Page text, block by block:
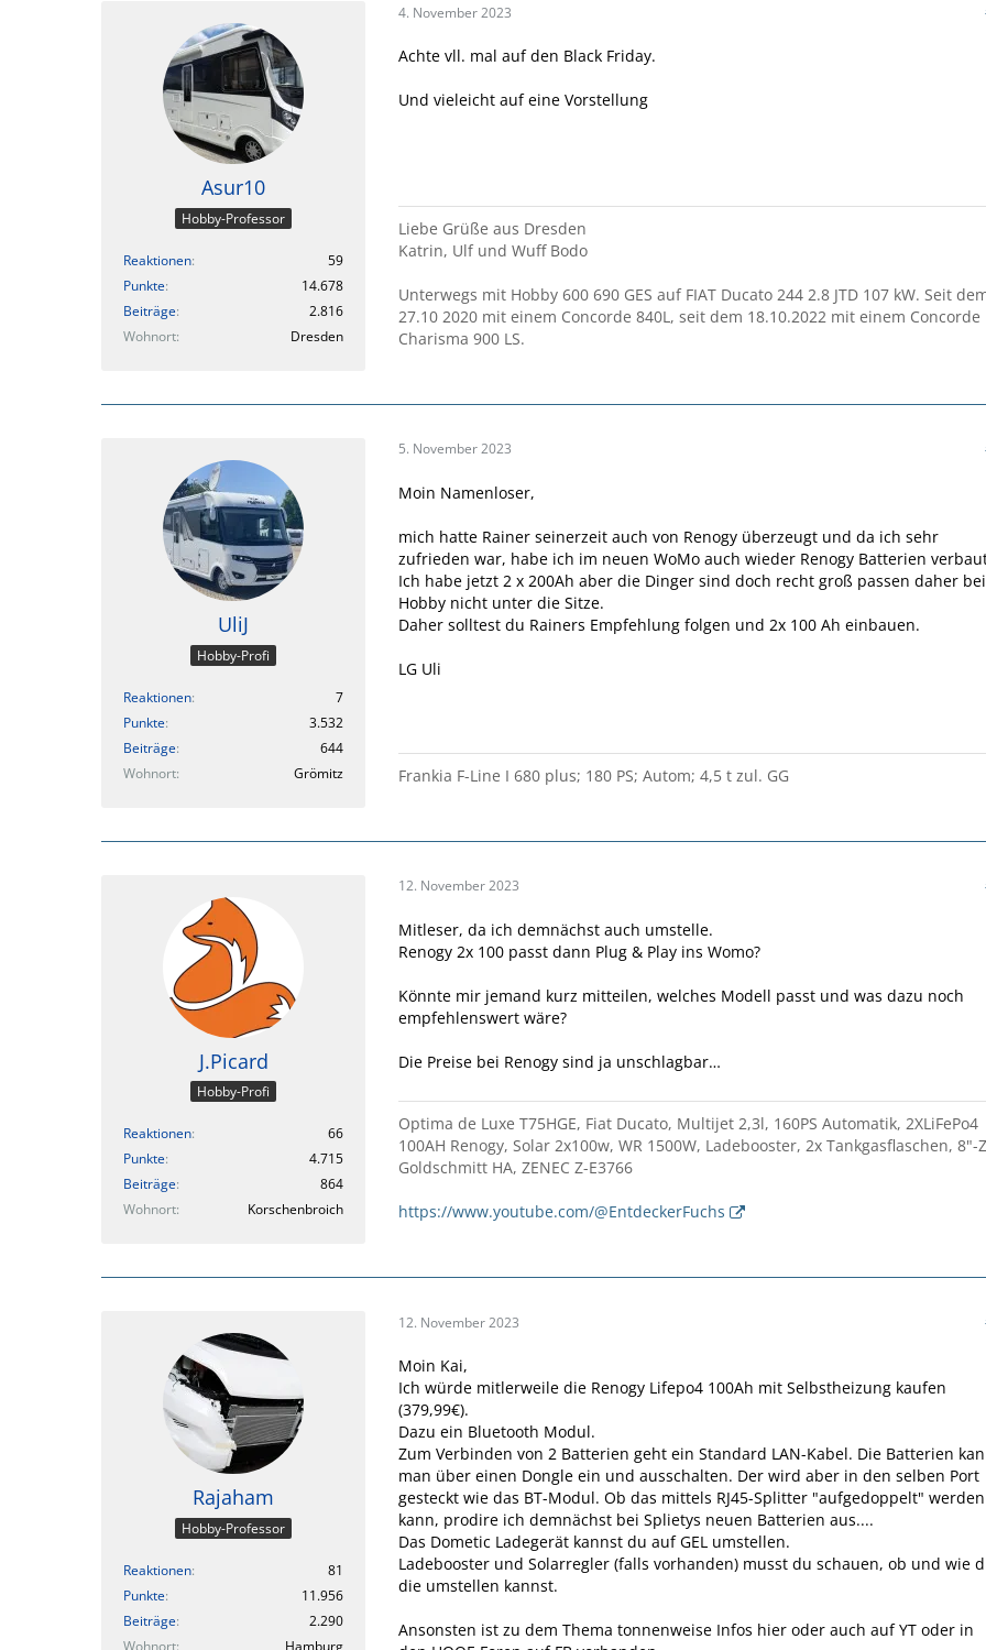
Asur10
Hobby-Professor
Reaktionen
59
Punkte
14.678
Beiträge
2.816
Wohnort
Dresden
4. November 2023
Achte vll. mal auf den Black Friday.
Und vieleicht auf eine Vorstellung
Liebe Grüße aus Dresden
Katrin, Ulf und Wuff Bodo
Unterwegs mit Hobby 600 690 GES auf FIAT Ducato 244 2.8 JTD 107 kW. Seit
27.10 2020 mit einem Concorde 840L, seit dem 18.10.2022 mit einem Concorde
Charisma 900 LS.
UliJ
Hobby-Profi
Reaktionen
7
Punkte
3.532
Beiträge
644
Wohnort
Grömitz
5. November 2023
Moin Namenloser,
mich hatte Rainer seinerzeit auch von Renogy überzeugt und da ich sehr
zufrieden war, habe ich im neuen WoMo auch wieder Renogy Batterien
Ich habe jetzt 2 x 200Ah aber die Dinger sind doch recht groß passen daher
Hobby nicht unter die Sitze.
Daher solltest du Rainers Empfehlung folgen und 2x 100 Ah einbauen.
LG Uli
Frankia F-Line I 680 plus; 180 PS; Autom; 4,5 t zul. GG
J.Picard
Hobby-Profi
Reaktionen
66
Punkte
4.715
Beiträge
864
Wohnort
Korschenbroich
12. November 2023
Mitleser, da ich demnächst auch umstelle.
Renogy 2x 100 passt dann Plug & Play ins Womo?
Könnte mir jemand kurz mitteilen, welches Modell passt und was dazu noch
empfehlenswert wäre?
Die Preise bei Renogy sind ja unschlagbar…
Optima de Luxe T75HGE, Fiat Ducato, Multijet 2,3l, 160PS Automatik, 2XLiFePo4
100AH Renogy, Solar 2x100w, WR 1500W, Ladebooster, 2x Tankgasflaschen, 8"-
Goldschmitt HA, ZENEC Z-E3766
https://www.youtube.com/@EntdeckerFuchs
Rajaham
Hobby-Professor
Reaktionen
81
Punkte
11.956
Beiträge
2.290
Wohnort
Hamburg
12. November 2023
Moin Kai,
Ich würde mitlerweile die Renogy Lifepo4 100Ah mit Selbstheizung kaufen
(379,99€).
Dazu ein Bluetooth Modul.
Zum Verbinden von 2 Batterien geht ein Standard LAN-Kabel. Die Batterien
man über einen Dongle ein und ausschalten. Der wird aber in den selben Port
gesteckt wie das BT-Modul. Ob das mittels RJ45-Splitter "aufgedoppelt" werden
kann, prodire ich demnächst bei Splietys neuen Batterien aus....
Das Dometic Ladegerät kannst du auf GEL umstellen.
Ladebooster und Solarregler (falls vorhanden) musst du schauen, ob und wie
die umstellen kannst.
Ansonsten ist zu dem Thema tonnenweise Infos hier oder auch auf YT oder in